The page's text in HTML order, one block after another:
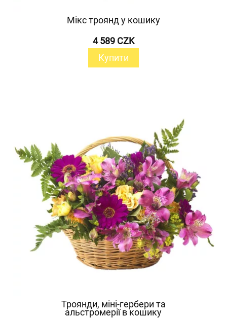
Мікс троянд у кошику
4 589 CZK
Купити
Троянди, міні-гербери та
альстромерії в кошику